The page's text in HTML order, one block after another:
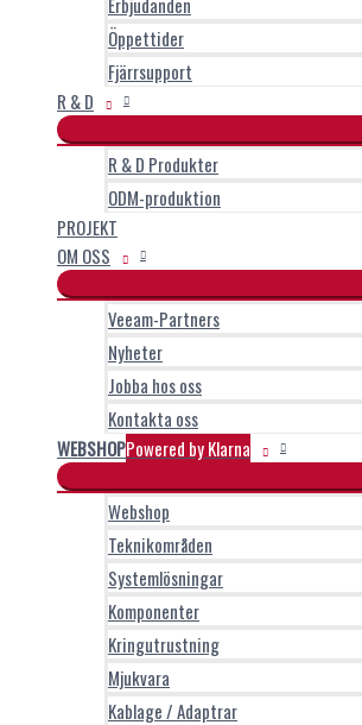
Öppettider
Fjärrsupport
R & D
R & D Produkter
ODM-produktion
PROJEKT
OM OSS
Veeam-Partners
Nyheter
Jobba hos oss
Kontakta oss
WEBSHOPPowered by Klarna
Webshop
Teknikområden
Systemlösningar
Komponenter
Kringutrustning
Mjukvara
Kablage / Adaptrar